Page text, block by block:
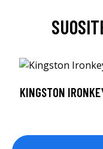
KINGSTON